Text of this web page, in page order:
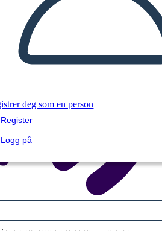
deg som en person
Register
Logg på